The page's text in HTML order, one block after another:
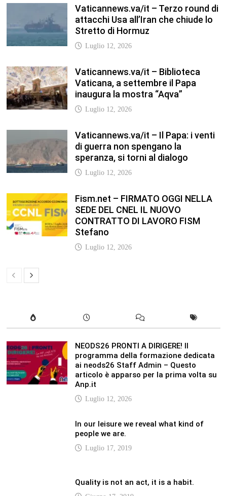
Stretto di Hormuz
Luglio 12, 2026
Vaticannews.va/it – Biblioteca
inaugura la mostra “Aqva”
Luglio 12, 2026
Vaticannews.va/it – Il Papa: i venti
speranza, si torni al dialogo
Luglio 12, 2026
Fism.net – FIRMATO OGGI NELLA
CONTRATTO DI LAVORO FISM
Stefano
Luglio 12, 2026
NEODS26 PRONTI A DIRIGERE! Il
programma della formazione dedicata
ai neods26 Staff Admin – Questo
articolo è apparso per la prima volta su
Anp.it
Luglio 12, 2026
In our leisure we reveal what kind of
Luglio 17, 2019
Quality is not an act, it is a habit.
Life is 10% what happens to you and